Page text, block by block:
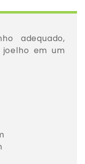
adequado,
em um